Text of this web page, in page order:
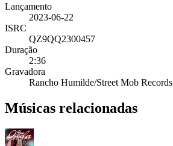
Lançamento
2023-06-22
ISRC
QZ9QQ2300457
Duração
2:36
Gravadora
Rancho Humilde/Street Mob Records
Músicas relacionadas